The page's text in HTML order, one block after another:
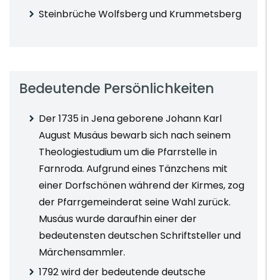
Steinbrüche Wolfsberg und Krummetsberg
Bedeutende Persönlichkeiten
Der 1735 in Jena geborene Johann Karl
August Musäus bewarb sich nach seinem
Theologiestudium um die Pfarrstelle in
Farnroda. Aufgrund eines Tänzchens mit
einer Dorfschönen während der Kirmes, zog
der Pfarrgemeinderat seine Wahl zurück.
Musäus wurde daraufhin einer der
bedeutensten deutschen Schriftsteller und
Märchensammler.
1792 wird der bedeutende deutsche